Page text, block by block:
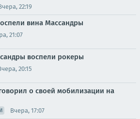
22:19
вина Массандры
21:07
воспели рокеры
20:15
о своей мобилизации на
Вчера, 17:07